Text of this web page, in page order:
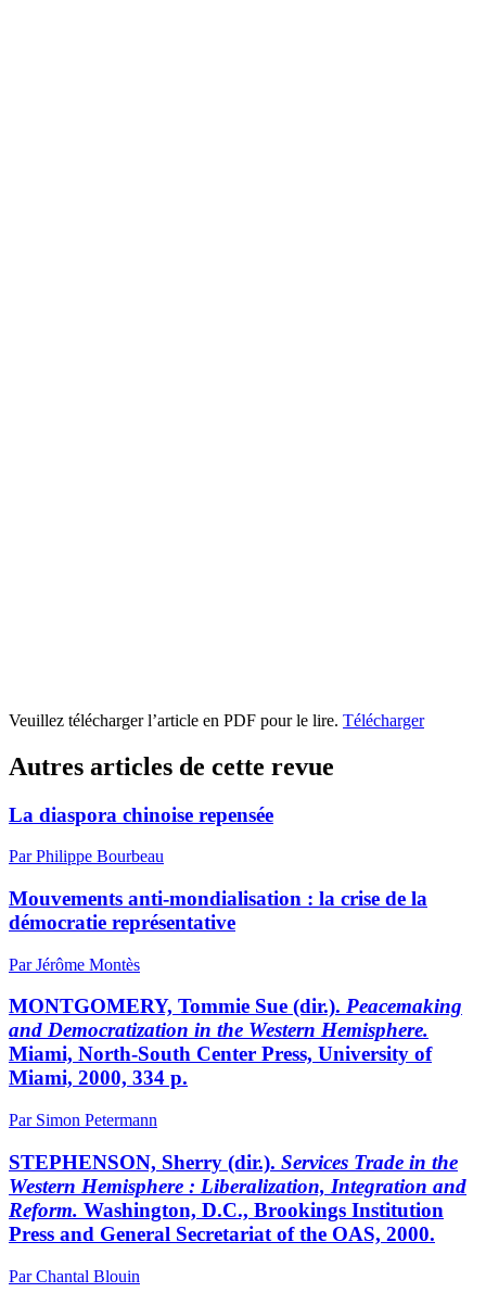
Veuillez télécharger l’article en PDF pour le lire. Télécharger
Autres articles de cette revue
La diaspora chinoise repensée
Par Philippe Bourbeau
Mouvements anti-mondialisation : la crise de la
démocratie représentative
Par Jérôme Montès
MONTGOMERY, Tommie Sue (dir.). Peacemaking
and Democratization in the Western Hemisphere.
Miami, North-South Center Press, University of
Miami, 2000, 334 p.
Par Simon Petermann
STEPHENSON, Sherry (dir.). Services Trade in the
Western Hemisphere : Liberalization, Integration and
Reform. Washington, D.C., Brookings Institution
Press and General Secretariat of the OAS, 2000.
Par Chantal Blouin